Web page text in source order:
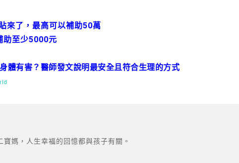
來了，最高可以補助50萬
助至少5000元
體有害？醫師發文說明最安全且符合生理的方式
寶媽，人生幸福的回憶都與孩子有關。